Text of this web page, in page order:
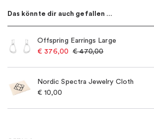
Das könnte dir auch gefallen …
Offspring Earrings Large
€ 376,00 €470,00
Nordic Spectra Jewelry Cloth
€ 10,00